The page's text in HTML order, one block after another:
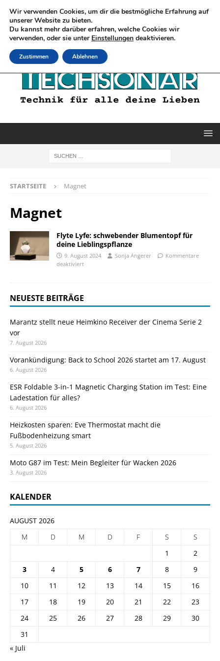
STARTSEITE Magnet
Magnet
Flyte Lyfe: schwebender Blumentopf für
deine Lieblingspflanze
9. August 2024 Sonja Angerer
Kommentare
deaktiviert
NEUESTE BEITRÄGE
Marantz stellt neue Heimkino Receiver der Cinema Serie 2
vor
7. August 2026
Vorankündigung: Back to School 2026 startet am 17. August
6. August 2026
ESR Foldable 3-in-1 Magnetic Charging Station im Test: Eine
Ladestation für alles?
6. August 2026
Heizkosten sparen: Eve Thermostat macht die
Fußbodenheizung smart
5. August 2026
Moto G87 im Test: Mein Begleiter für Wacken 2026
3. August 2026
KALENDER
AUGUST 2026
M
D M D F S
S
1
2
3
4 5 6 7 8
9
10
11 12 13 14 15
16
17
18 19 20 21 22
23
24
25 26 27 28 29
30
31
« Juli
Wir verwenden Cookies, um dir die bestmögliche Erfahrung auf
unserer Website zu bieten.
Du kannst mehr darüber erfahren, welche Cookies wir
verwenden, oder sie unter Einstellungen deaktivieren.
Zustimmen Ablehnen